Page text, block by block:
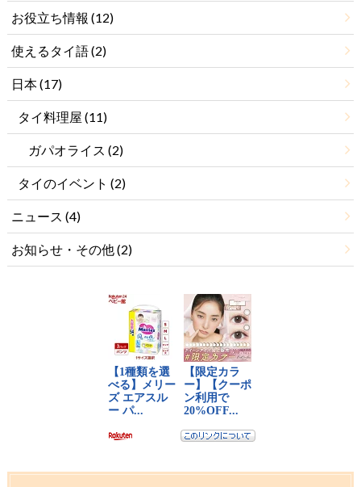
お役立ち情報 (12)
使えるタイ語(2)
日本(17)
タイ料理屋 (11)
ガパオライス (2)
タイのイベント (2)
ニュース (4)
お知らせ・その他(2)